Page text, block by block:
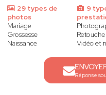
29 types de
photos
Mariage
Grossesse
Naissance
9
Vidéo et
Réponse